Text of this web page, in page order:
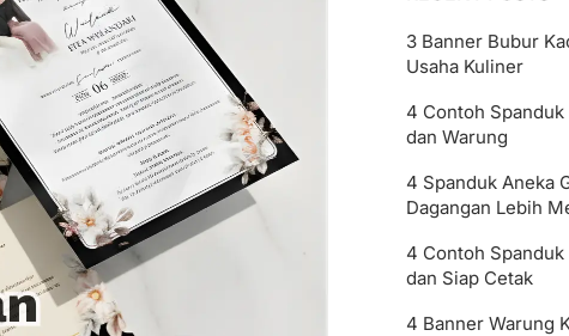
3 Banner Bubur
Usaha Kuliner
4 Contoh
dan Warung
4 Spanduk Aneka
Dagangan Lebih
4 Contoh
dan Siap Cetak
4 Banner Warung